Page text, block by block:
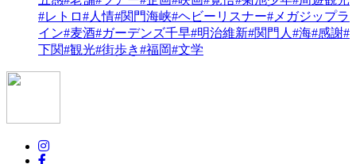
#レトロ#人情#関門海峡#ヘビーリスナー#メガジップラ
イン#麦酒#ガーデンズ千早#明治維新#関門人 #海#感謝#
下関#観光#街歩き#福岡#文学